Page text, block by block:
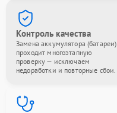
Контроль качества
Замена аккумулятора (батареи)
проходит многоэтапную
проверку — исключаем
недоработки и повторные сбои.